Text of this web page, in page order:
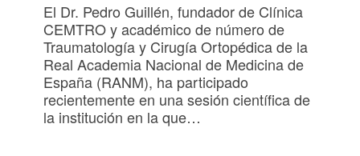
El Dr. Pedro Guillén, fundador de Clínica
CEMTRO y académico de número de
Traumatología y Cirugía Ortopédica de la
Real Academia Nacional de Medicina de
España (RANM), ha participado
recientemente en una sesión científica de
la institución en la que…